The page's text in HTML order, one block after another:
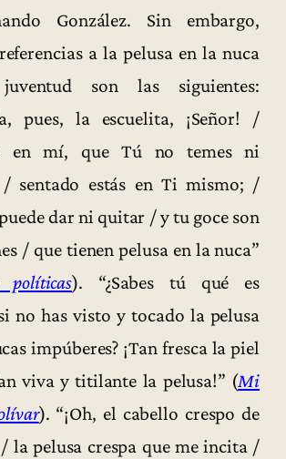
González. Sin embargo,
a la pelusa en la nuca
son las siguientes:
pues, la escuelita, ¡Señor! /
en mí, que Tú no temes ni
/ sentado estás en Ti mismo; /
dar ni quitar / y tu goce son
/ que tienen pelusa en la nuca”
políticas). “¿Sabes tú qué es
no has visto y tocado la pelusa
impúberes? ¡Tan fresca la piel
viva y titilante la pelusa!” (Mi
). “¡Oh, el cabello crespo de
la pelusa crespa que me incita /